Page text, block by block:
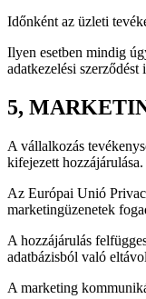
Időnként az üzleti
Ilyen esetben mindig
adatkezelési
5,
A vállalkozás
kifejezett hozzájárulása.
Az Európai Unió
marketingüzenetek
A hozzájárulás
adatbázisból való
A marketing